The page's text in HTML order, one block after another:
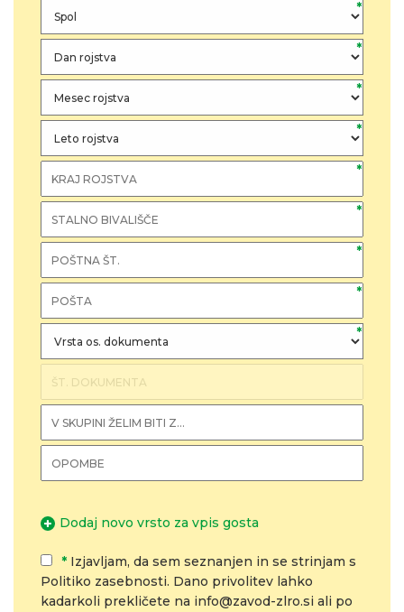
*
*
*
*
*
*
*
*
*
Dodaj novo vrsto za vpis gosta
* Izjavljam, da sem seznanjen in se strinjam s
Politiko zasebnosti. Dano privolitev lahko
kadarkoli prekličete na info@zavod-zlro.si ali po